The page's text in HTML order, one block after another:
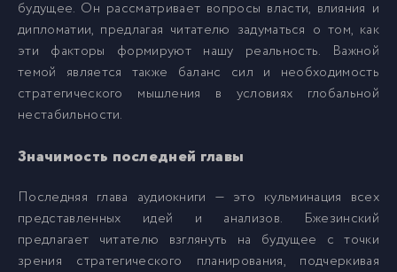
19 019
22 022
23 023
будущее. Он рассматривает вопросы власти, влияния и
дипломатии, предлагая читателю задуматься о том, как
эти факторы формируют нашу реальность. Важной
темой является также баланс сил и необходимость
стратегического мышления в условиях глобальной
нестабильности.
Значимость последней главы
Последняя глава аудиокниги — это кульминация всех
представленных идей и анализов. Бжезинский
предлагает читателю взглянуть на будущее с точки
зрения стратегического планирования, подчеркивая